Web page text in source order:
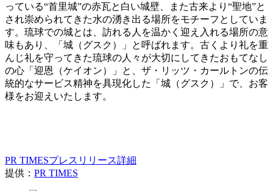
っている“首里城”の赤瓦と白い城壁、また古来より“聖地”と
され崇められてきた水の湧き出る場所をモチーフとしていま
す。琉球での城とは、訪れる人を温かく迎え入れる場所の意
味もあり、「城（グスク）」と呼ばれます。古くより礼を重
んじ礼を守ってきた琉球の人々が大切にしてきたおもてなし
の心「迎恩（ケイオン）」と、ザ・リッツ・カールトンの伝
統的なサービス精神を具現化した「城（グスク）」で、お客
様をお迎えいたします。
PR TIMESプレスリリース詳細
提供： PR TIMES